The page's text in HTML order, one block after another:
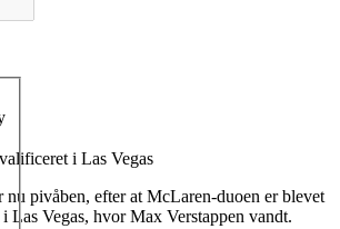
i Las Vegas
pivåben, efter at McLaren-duoen er blevet
Las Vegas, hvor Max Verstappen vandt.